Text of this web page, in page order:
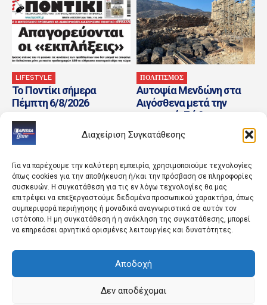
Διαχείριση Συγκατάθεσης
Για να παρέχουμε την καλύτερη εμπειρία, χρησιμοποιούμε τεχνολογίες
όπως cookies για την αποθήκευση ή/και την πρόσβαση σε πληροφορίες
συσκευών. Η συγκατάθεση για τις εν λόγω τεχνολογίες θα μας
επιτρέψει να επεξεργαστούμε δεδομένα προσωπικού χαρακτήρα, όπως
συμπεριφορά περιήγησης ή μοναδικά αναγνωριστικά σε αυτόν τον
ιστότοπο. Η μη συγκατάθεση ή η ανάκληση της συγκατάθεσης, μπορεί
να επηρεάσει αρνητικά ορισμένες λειτουργίες και δυνατότητες.
Αποδοχή
Δεν αποδέχομαι
LIFESTYLE
Το Ποντίκι σήμερα
Πέμπτη 6/8/2026
ΠΟΛΙΤΙΣΜΟΣ
Αυτοψία Μενδώνη στα
Αιγόσθενα μετά την
πυρκαγιά: Σώθηκαν τα
μνημεία, καταστράφηκαν
εργοταξιακές υποδομές
ΚΟΣΜΟΣ
έπληξε δύο διυλιστήρια
πετρελαίου στη Ρωσία με
ΚΟΣΜΟΣ
Δύο συλλήψεις για τον
θάνατο 72χρονου στα
Άνω Λιόσια